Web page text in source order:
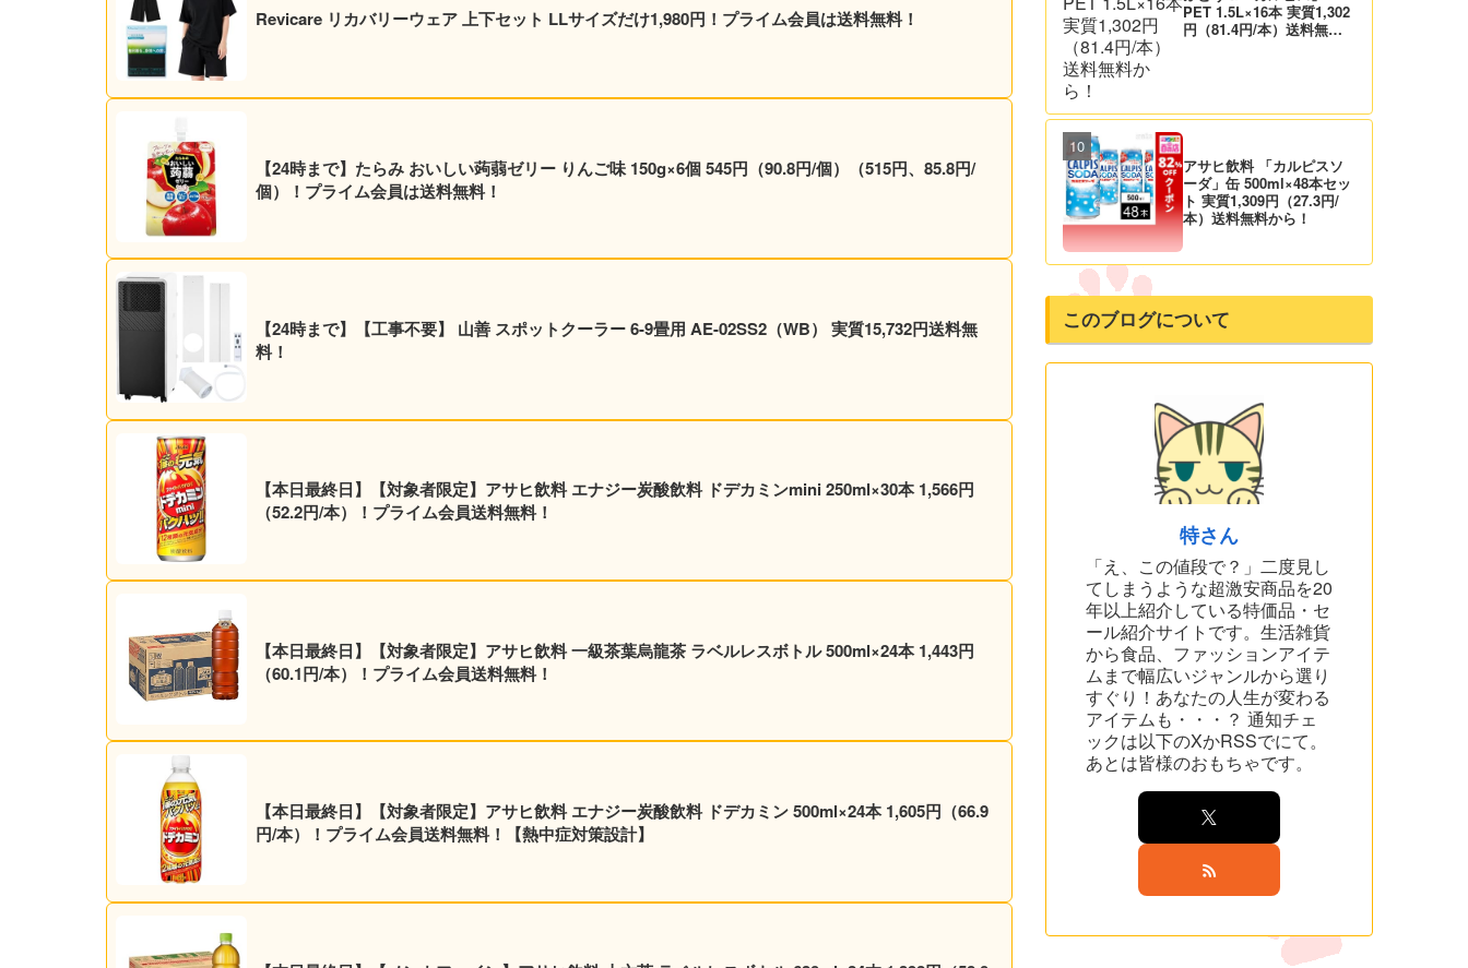
Revicare リカバリーウェア 上下セット LLサイズだけ1,980円！プライム会員は送料無料！
【24時まで】たらみ おいしい蒟蒻ゼリー りんご味 150g×6個 545円（90.8円/個）（515円、85.8円/
個）！プライム会員は送料無料！
【24時まで】【工事不要】 山善 スポットクーラー 6-9畳用 AE-02SS2（WB） 実質15,732円送料無
料！
【本日最終日】【対象者限定】アサヒ飲料 エナジー炭酸飲料 ドデカミンmini 250ml×30本 1,566円
（52.2円/本）！プライム会員送料無料！
【本日最終日】【対象者限定】アサヒ飲料 一級茶葉烏龍茶 ラベルレスボトル 500ml×24本 1,443円
（60.1円/本）！プライム会員送料無料！
【本日最終日】【対象者限定】アサヒ飲料 エナジー炭酸飲料 ドデカミン 500ml×24本 1,605円（66.9
円/本）！プライム会員送料無料！【熱中症対策設計】
PET 1.5L×16本 実質1,302
円（81.4円/本）送料無料
アサヒ飲料 「カルピスソ
ーダ」缶 500ml×48本セッ
ト 実質1,309円（27.3円/
本）送料無料から！
このブログについて
特さん
「え、この値段で？」二度見し
てしまうような超激安商品を20
年以上紹介している特価品・セ
ール紹介サイトです。生活雑貨
から食品、ファッションアイテ
ムまで幅広いジャンルから選り
すぐり！あなたの人生が変わる
アイテムも・・・？ 通知チェ
ックは以下のXかRSSでにて。
あとは皆様のおもちゃです。